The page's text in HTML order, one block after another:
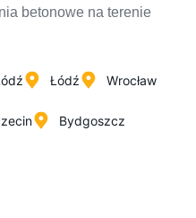
betonowe na terenie
Łódź Wrocław
Bydgoszcz